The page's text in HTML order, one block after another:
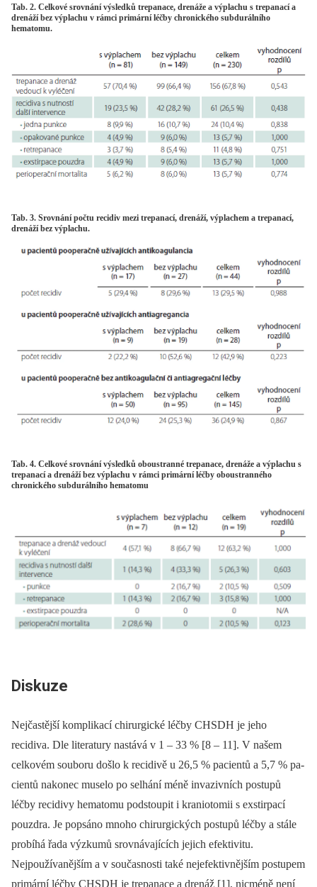
Tab. 2. Celkové srovnání výsledků trepanace, drenáže a výplachu s trepanací a
drenáží bez výplachu v rámci primární léčby chronického subdurálního
hematomu.
Tab. 3. Srovnání počtu recidiv mezi trepanací, drenáží, výplachem a trepanací,
drenáží bez výplachu.
Tab. 4. Celkové srovnání výsledků oboustranné trepanace, drenáže a výplachu s
trepanací a drenáží bez výplachu v rámci primární léčby oboustranného
chronického subdurálního hematomu
Diskuze
Nejčastější komplikací chirurgické léčby CHSDH je jeho
recidiva. Dle literatury nastává v 1 –⁠ 33 % [8 –⁠ 11]. V našem
celkovém souboru došlo k recidivě u 26,5 % pa­cientů a 5,7 % pa­
cientů nakonec muselo po selhání méně invazivních postupů
léčby recidivy hematomu podstoupit i kraniotomii s exstirpací
pouzdra. Je popsáno mnoho chirurgických postupů léčby a stále
probíhá řada výzkumů srovnávajících jejich efektivitu.
Nejpoužívanějším a v současnosti také nejefektivnějším postupem
primární léčby CHSDH je trepanace a drenáž [1], nicméně není